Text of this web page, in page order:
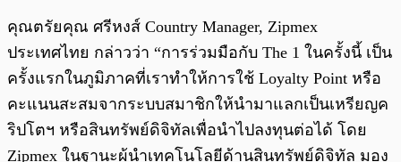
คุณตรัยคุณ ศรีหงส์ Country Manager, Zipmex
ประเทศไทย กล่าวว่า “การร่วมมือกับ The 1 ในครั้งนี้ เป็น
ครั้งแรกในภูมิภาคที่เราทำให้การใช้ Loyalty Point หรือ
คะแนนสะสมจากระบบสมาชิกให้นำมาแลกเป็นเหรียญค
ริปโตฯ หรือสินทรัพย์ดิจิทัลเพื่อนำไปลงทุนต่อได้ โดย
Zipmex ในฐานะผู้นำเทคโนโลยีด้านสินทรัพย์ดิจิทัล มอง